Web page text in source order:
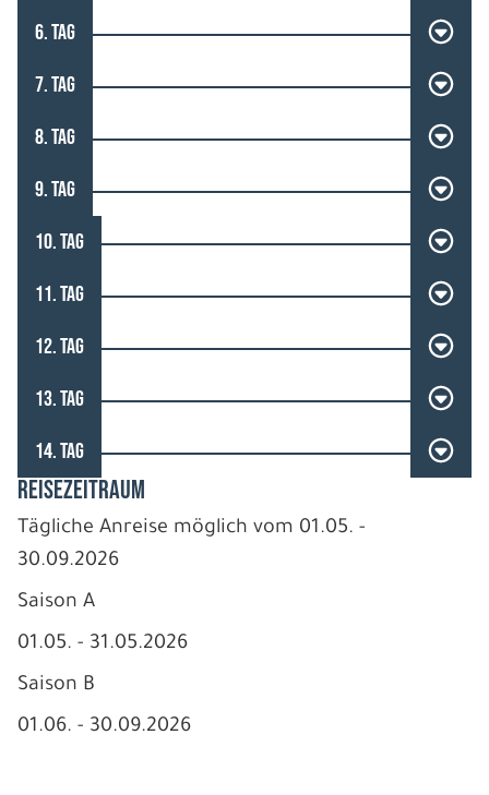
6. TAG
7. TAG
8. TAG
9. TAG
10. TAG
11. TAG
12. TAG
13. TAG
14. TAG
REISEZEITRAUM
Tägliche Anreise möglich vom 01.05. -
30.09.2026
Saison A
01.05. - 31.05.2026
Saison B
01.06. - 30.09.2026